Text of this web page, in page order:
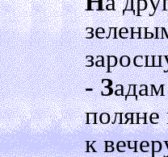
- З
поляне
к